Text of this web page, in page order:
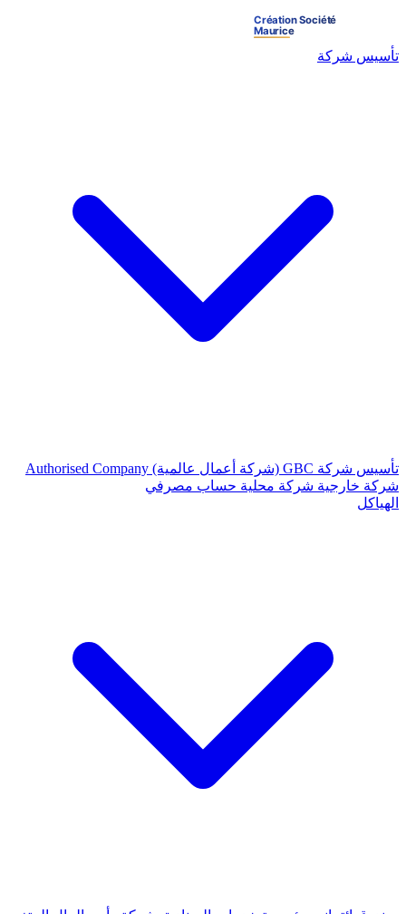
تأسيس شركة
تأسيس شركة GBC (شركة أعمال عالمية)
Authorised Company
شركة خارجية شركة محلية حساب مصرفي
الهياكل